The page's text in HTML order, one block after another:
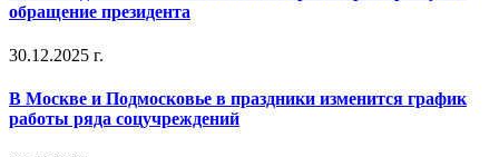
обращение президента
30.12.2025 г.
В Москве и Подмосковье в праздники изменится график
работы ряда соцучреждений